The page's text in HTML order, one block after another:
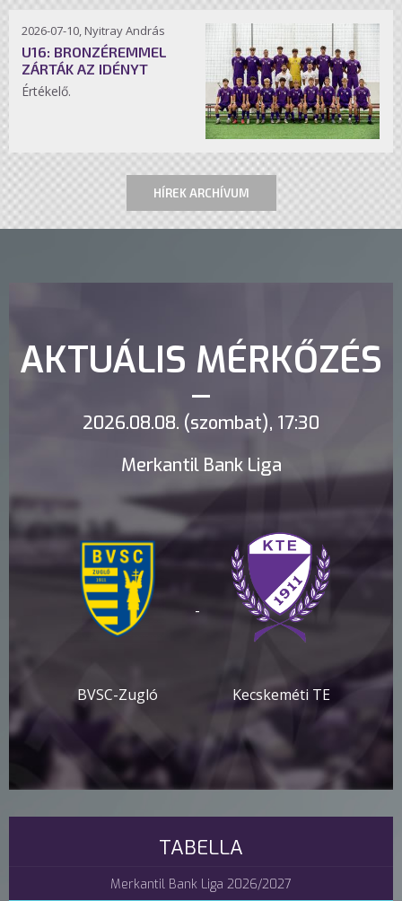
2026-07-10, Nyitray András
U16: BRONZÉREMMEL
ZÁRTÁK AZ IDÉNYT
Értékelő.
HÍREK ARCHÍVUM
AKTUÁLIS MÉRKŐZÉS
2026.08.08. (szombat), 17:30
Merkantil Bank Liga
BVSC-Zugló
-
Kecskeméti TE
TABELLA
Merkantil Bank Liga 2026/2027